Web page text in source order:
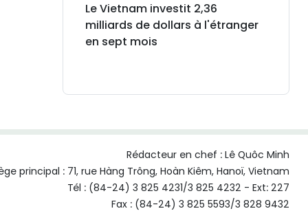
Le Vietnam investit 2,36
milliards de dollars à l'étranger
en sept mois
Rédacteur en chef : Lê Quôc Minh
principal : 71, rue Hàng Trông, Hoàn Kiêm, Hanoï, Vietnam
Tél : (84-24) 3 825 4231/3 825 4232 - Ext: 227
Fax : (84-24) 3 825 5593/3 828 9432